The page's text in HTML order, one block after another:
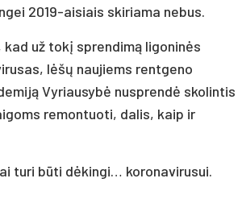
2019-aisiais skiriama nebus.
už tokį sprendimą ligoninės
lėšų naujiems rentgeno
Vyriausybė nusprendė skolintis
remontuoti, dalis, kaip ir
turi būti dėkingi… koronavirusui.